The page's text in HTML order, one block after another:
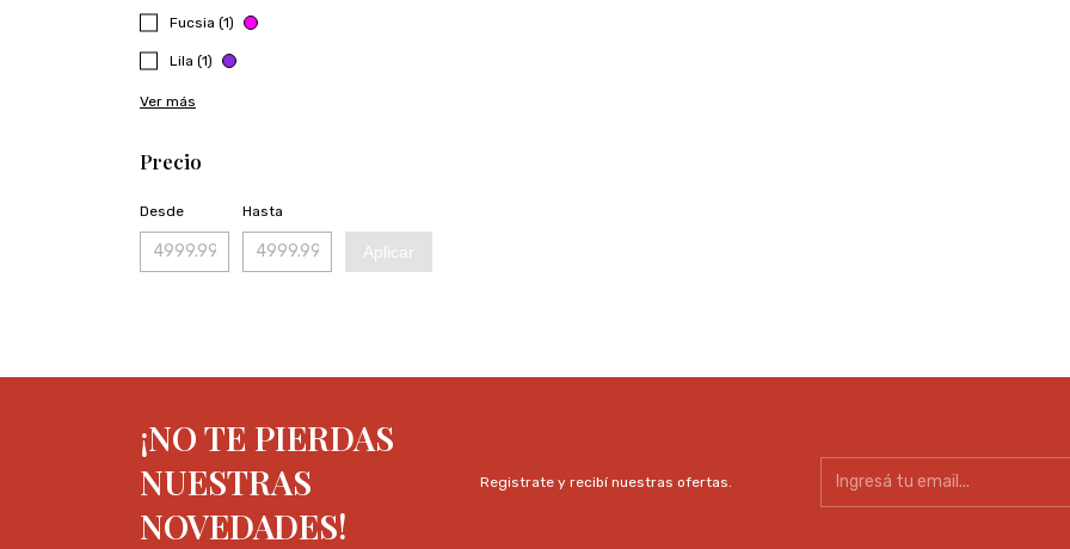
Fucsia (1)
Lila (1)
Ver más
Precio
Desde Hasta
Aplicar
¡NO TE PIERDAS
NUESTRAS
NOVEDADES!
Registrate y recibí nuestras ofertas.